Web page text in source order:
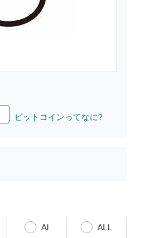
ビットコインってなに?
AI ALL